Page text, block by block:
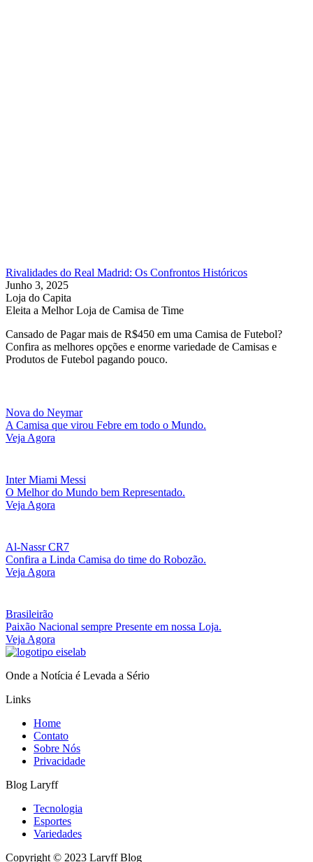
Rivalidades do Real Madrid: Os Confrontos Históricos
Junho 3, 2025
Loja do Capita
Eleita a Melhor Loja de Camisa de Time
Cansado de Pagar mais de R$450 em uma Camisa de Futebol?
Confira as melhores opções e enorme variedade de Camisas e
Produtos de Futebol pagando pouco.
Nova do Neymar
A Camisa que virou Febre em todo o Mundo.
Veja Agora
Inter Miami Messi
O Melhor do Mundo bem Representado.
Veja Agora
Al-Nassr CR7
Confira a Linda Camisa do time do Robozão.
Veja Agora
Brasileirão
Paixão Nacional sempre Presente em nossa Loja.
Veja Agora
Onde a Notícia é Levada a Sério
Links
Home
Contato
Sobre Nós
Privacidade
Blog Laryff
Tecnologia
Esportes
Variedades
Copyright © 2023 Laryff Blog